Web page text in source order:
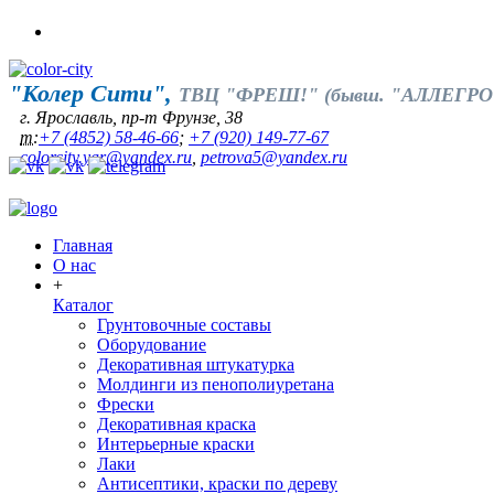
"Колер Сити", ТВЦ "ФРЕШ!" (бывш.
г. Ярославль, пр-т Фрунзе, 38
т:+7 (4852) 58-46-66; +7 (920) 149-77-67
colorcity.yar@yandex.ru petrova5@yandex.ru
Главная
О нас
+
Каталог
Грунтовочные составы
Оборудование
Декоративная штукатурка
Молдинги из пенополиуретана
Фрески
Декоративная краска
Интерьерные краски
Лаки
Антисептики, краски по дереву